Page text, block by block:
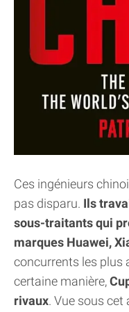
Ces ingénieurs
pas disparu. Ils
sous-traitants qui
marques Huawei,
concurrents les plus
certaine manière,
rivaux. Vue sous cet